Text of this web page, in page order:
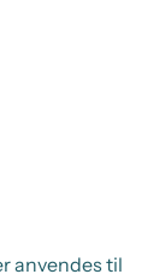
anvendes til